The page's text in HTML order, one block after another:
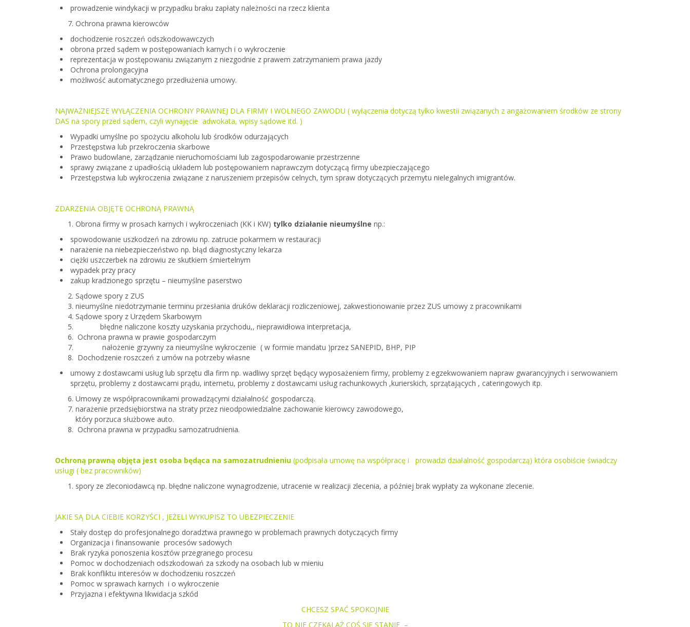
prowadzenie windykacji w przypadku braku zapłaty należności na rzecz klienta
Ochrona prawna kierowców
dochodzenie roszczeń odszkodowawczych
obrona przed sądem w postępowaniach karnych i o wykroczenie
reprezentacja w postępowaniu związanym z niezgodnie z prawem zatrzymaniem prawa jazdy
Ochrona prolongacyjna
możliwość automatycznego przedłużenia umowy.
NAJWAŻNIEJSZE WYŁĄCZENIA OCHRONY PRAWNEJ DLA FIRMY I WOLNEGO ZAWODU ( wyłączenia dotyczą tylko kwestii związanych z angażowaniem środków ze strony
DAS na spory przed sądem, czyli wynajęcie adwokata, wpisy sądowe itd. )
Wypadki umyślne po spożyciu alkoholu lub środków odurzających
Przestępstwa lub przekroczenia skarbowe
Prawo budowlane, zarządzanie nieruchomościami lub zagospodarowanie przestrzenne
sprawy związane z upadłością układem lub postępowaniem naprawczym dotyczącą firmy ubezpieczającego
Przestępstwa lub wykroczenia związane z naruszeniem przepisów celnych, tym spraw dotyczących przemytu nielegalnych imigrantów.
ZDARZENIA OBJĘTE OCHRONĄ PRAWNĄ
Obrona firmy w prosach karnych i wykroczeniach (KK i KW) tylko działanie nieumyślne np.:
spowodowanie uszkodzeń na zdrowiu np. zatrucie pokarmem w restauracji
narażenie na niebezpieczeństwo np. błąd diagnostyczny lekarza
ciężki uszczerbek na zdrowiu ze skutkiem śmiertelnym
wypadek przy pracy
zakup kradzionego sprzętu – nieumyślne paserstwo
Sądowe spory z ZUS
nieumyślne niedotrzymanie terminu przesłania druków deklaracji rozliczeniowej, zakwestionowanie przez ZUS umowy z pracownikami
Sądowe spory z Urzędem Skarbowym
błędne naliczone koszty uzyskania przychodu,, nieprawidłowa interpretacja,
Ochrona prawna w prawie gospodarczym
nałożenie grzywny za nieumyślne wykroczenie ( w formie mandatu )przez SANEPID, BHP, PIP
Dochodzenie roszczeń z umów na potrzeby własne
umowy z dostawcami usług lub sprzętu dla firm np. wadliwy sprzęt będący wyposażeniem firmy, problemy z egzekwowaniem napraw gwarancyjnych i serwowaniem
sprzętu, problemy z dostawcami prądu, internetu, problemy z dostawcami usług rachunkowych ,kurierskich, sprzątających , cateringowych itp.
Umowy ze współpracownikami prowadzącymi działalność gospodarczą.
narażenie przedsiębiorstwa na straty przez nieodpowiedzialne zachowanie kierowcy zawodowego,
który porzuca służbowe auto.
Ochrona prawna w przypadku samozatrudnienia.
Ochroną prawną objęta jest osoba będąca na samozatrudnieniu (podpisała umowę na współpracę i
prowadzi działalność gospodarczą) która osobiście świadczy
usługi ( bez pracowników)
spory ze zleconiodawcą np. błędne naliczone wynagrodzenie, utracenie w realizacji zlecenia, a później brak wypłaty za wykonane zlecenie.
JAKIE SĄ DLA CIEBIE KORZYŚCI , JEŻELI WYKUPISZ TO UBEZPIECZENIE
Stały dostęp do profesjonalnego doradztwa prawnego w problemach prawnych dotyczących firmy
Organizacja i finansowanie procesów sadowych
Brak ryzyka ponoszenia kosztów przegranego procesu
Pomoc w dochodzeniach odszkodowań za szkody na osobach lub w mieniu
Brak konfliktu interesów w dochodzeniu roszczeń
Pomoc w sprawach karnych i o wykroczenie
Przyjazna i efektywna likwidacja szkód
CHCESZ SPAĆ SPOKOJNIE
TO NIE CZEKAJ AŻ COŚ SIĘ STANIE –